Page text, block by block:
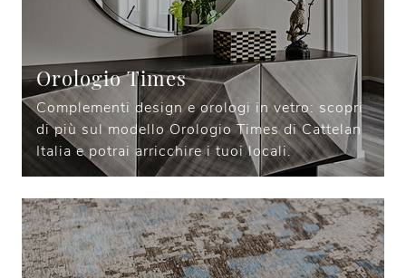
Orologio Times
Complementi design e orologi in vetro: scopri
di più sul modello Orologio Times di Cattelan
Italia e potrai arricchire i tuoi locali.